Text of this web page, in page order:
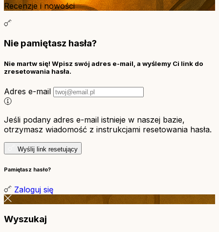
Recenzje i nowości
Nie pamiętasz hasła?
Nie martw się! Wpisz swój adres e-mail, a wyślemy Ci link do
zresetowania hasła.
Adres e-mail
Jeśli podany adres e-mail istnieje w naszej bazie,
otrzymasz wiadomość z instrukcjami resetowania hasła.
Wyślij link resetujący
Pamiętasz hasło?
Zaloguj się
Wyszukaj